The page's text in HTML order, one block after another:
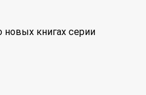
новых книгах серии